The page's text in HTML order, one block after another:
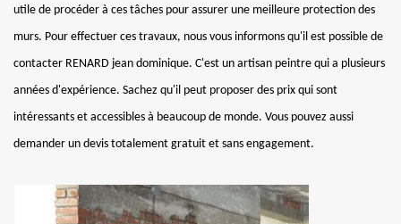
utile de procéder à ces tâches pour assurer une meilleure protection des
murs. Pour effectuer ces travaux, nous vous informons qu'il est possible de
contacter RENARD jean dominique. C'est un artisan peintre qui a plusieurs
années d'expérience. Sachez qu'il peut proposer des prix qui sont
intéressants et accessibles à beaucoup de monde. Vous pouvez aussi
demander un devis totalement gratuit et sans engagement.